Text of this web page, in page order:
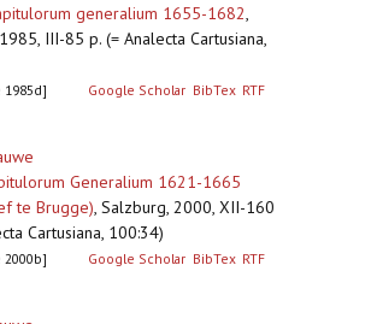
generalium 1655-1682,
III-85 p. (= Analecta Cartusiana,
1985d] Google Scholar BibTex RTF
Generalium 1621-1665
te Brugge), Salzburg, 2000, XII-160
Cartusiana, 100:34)
2000b] Google Scholar BibTex RTF